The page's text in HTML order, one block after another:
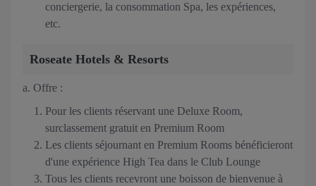
conciergerie, la consommation Spa, les expériences,
etc.
Roseate Hotels & Resorts
a. Offre :
Pour les clients réservant une Deluxe Room,
surclassement gratuit en Premium Room
Les clients séjournant en Premium Rooms bénéficieront
d'une expérience High Tea dans le Club Lounge
Tous les clients recevront une boisson de bienvenue à